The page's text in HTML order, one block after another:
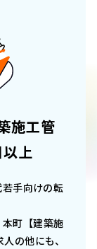
施工管
上
手向けの転
町【建築施
人の他にも、